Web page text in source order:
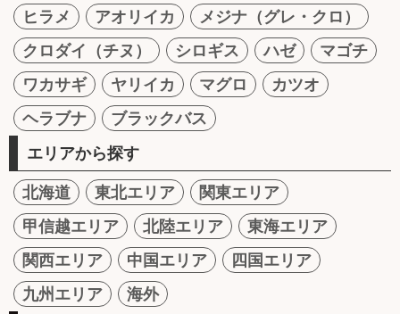
ヒラメ
アオリイカ
メジナ（グレ・クロ）
クロダイ（チヌ）
シロギス ハゼ
マゴチ
ワカサギ
ヤリイカ マグロ
カツオ
ヘラブナ
ブラックバス
エリアから探す
北海道 東北エリア
関東エリア
甲信越エリア
北陸エリア
東海エリア
関西エリア
中国エリア
四国エリア
九州エリア
海外